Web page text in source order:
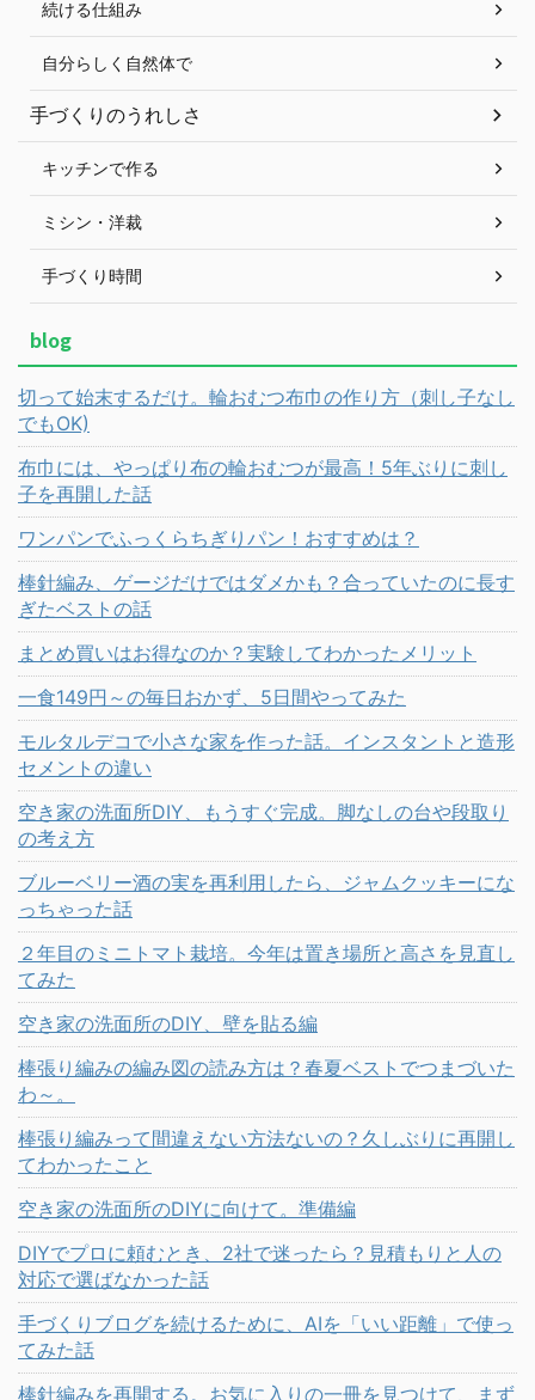
続ける仕組み
自分らしく自然体で
手づくりのうれしさ
キッチンで作る
ミシン・洋裁
手づくり時間
blog
切って始末するだけ。輪おむつ布巾の作り方（刺し子なし
でもOK)
布巾には、やっぱり布の輪おむつが最高！5年ぶりに刺し
子を再開した話
ワンパンでふっくらちぎりパン！おすすめは？
棒針編み、ゲージだけではダメかも？合っていたのに長す
ぎたベストの話
まとめ買いはお得なのか？実験してわかったメリット
一食149円～の毎日おかず、5日間やってみた
モルタルデコで小さな家を作った話。インスタントと造形
セメントの違い
空き家の洗面所DIY、もうすぐ完成。脚なしの台や段取り
の考え方
ブルーベリー酒の実を再利用したら、ジャムクッキーにな
っちゃった話
２年目のミニトマト栽培。今年は置き場所と高さを見直し
てみた
空き家の洗面所のDIY、壁を貼る編
棒張り編みの編み図の読み方は？春夏ベストでつまづいた
わ～。
棒張り編みって間違えない方法ないの？久しぶりに再開し
てわかったこと
空き家の洗面所のDIYに向けて。準備編
DIYでプロに頼むとき、2社で迷ったら？見積もりと人の
対応で選ばなかった話
手づくりブログを続けるために、AIを「いい距離」で使っ
てみた話
棒針編みを再開する。お気に入りの一冊を見つけて、まず